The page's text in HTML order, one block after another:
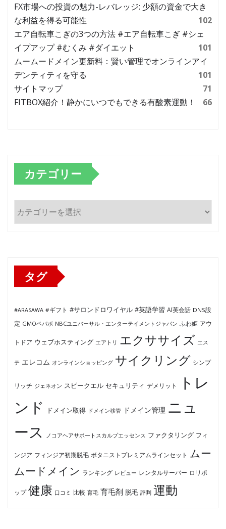
FX市場への投資の魅力-レバレッジ: 少額の資金で大き
な利益を得る可能性
102
エア自転車こぎの3つの方法 #エア自転車こぎ #シェ
イプアップ #むくみ #ダイエット
101
ムームードメイン更新料：賢い管理でオンラインアイ
デンティティを守る
101
サイトマップ
71
FITBOX紹介！静かにいつでもできる有酸素運動！
66
カテゴリー
テ
タグ
#ARASAWA #ギフト #サロンドロワイヤル #英語学習 AI英会話 DNS設
定 GMOペパボ NBCユニバーサル・エンターテイメントジャパン ふわ姫 アウ
トドア ウェブホスティング エアトリ エクササイズ エス
テ エレコム オンラインショッピング サイクリング シンプ
リッチ ジェネオン スピークエル セキュリティ デメリット
トレ
ンド
ドメイン取得 ドメイン移管 ドメイン管理 ニュ
ース
ノコアヘアサポートスカルプエッセンス ファクタリング フィ
ンジア フィンジア初期脱毛 ボタニストプレミアムラインセット ムー
ムードメイン ランキング レビュー レンタルサーバー ロリポ
ップ 健康 口コミ 比較 育毛 育毛剤 脱毛 評判 運動